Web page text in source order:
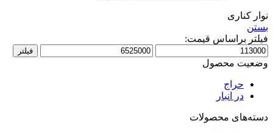
نوار کناری
بستن
فیلتر براساس قیمت:
حداقل
قیمت
حداکثر
فیلتر
وضعیت محصول
حراج
در انبار
دسته‌های محصولات